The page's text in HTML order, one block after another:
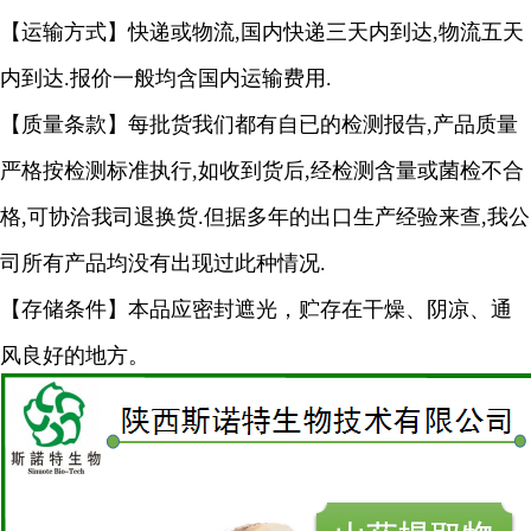
【运输方式】快递或物流,国内快递三天内到达,物流五天
内到达.报价一般均含国内运输费用.
【质量条款】每批货我们都有自已的检测报告,产品质量
严格按检测标准执行,如收到货后,经检测含量或菌检不合
格,可协洽我司退换货.但据多年的出口生产经验来查,我公
司所有产品均没有出现过此种情况.
【存储条件】本品应密封遮光，贮存在干燥、阴凉、通
风良好的地方。